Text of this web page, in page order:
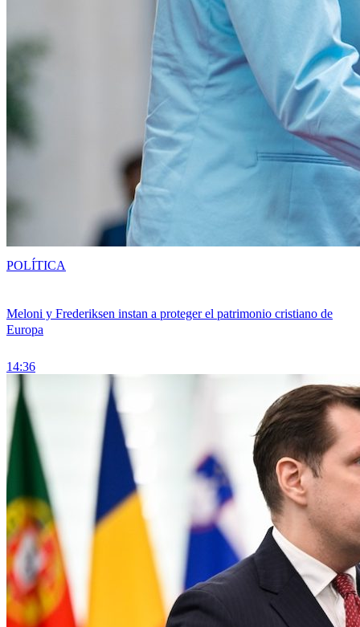
Meloni y Frederiksen instan a proteger el patrimonio cristiano de
Europa
14:36
POLÍTICA